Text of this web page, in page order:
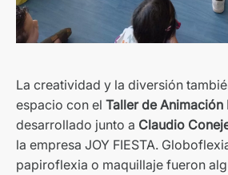
La creatividad y la diversión
espacio con el Taller de Animación
desarrollado junto a Claudio
la empresa JOY FIESTA.
papiroflexia o maquillaje fueron